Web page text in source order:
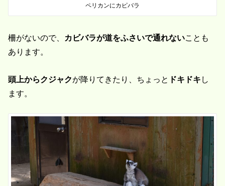
ペリカンにカピバラ
柵がないので、 カビバラが道をふさいで通れないことも
あります。
頭上からクジャクが降りてきたり、ちょっと ドキドキ し
ます。